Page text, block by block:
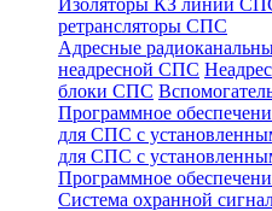
Изоляторы КЗ линий
ретрансляторы СПС
Адресные
неадресной СПС
блоки СПС
Программное
для СПС с
для СПС с
Программное
Система охранной